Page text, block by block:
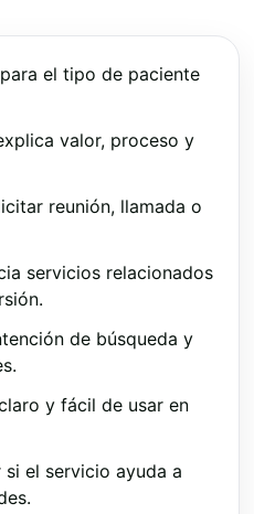
el tipo de paciente
valor, proceso y
reunión, llamada o
servicios relacionados
de búsqueda y
y fácil de usar en
el servicio ayuda a